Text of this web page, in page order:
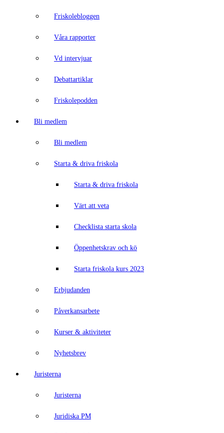
Friskolebloggen
Våra rapporter
Vd intervjuar
Debattartiklar
Friskolepodden
Bli medlem
Bli medlem
Starta & driva friskola
Starta & driva friskola
Värt att veta
Checklista starta skola
Öppenhetskrav och kö
Starta friskola kurs 2023
Erbjudanden
Påverkansarbete
Kurser & aktiviteter
Nyhetsbrev
Juristerna
Juristerna
Juridiska PM